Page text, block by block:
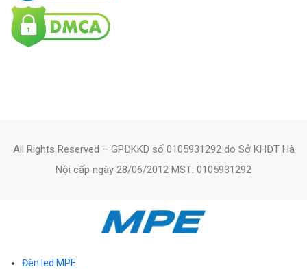
All Rights Reserved – GPĐKKD số 0105931292 do Sở KHĐT Hà
Nội cấp ngày 28/06/2012 MST: 0105931292
Đèn led MPE